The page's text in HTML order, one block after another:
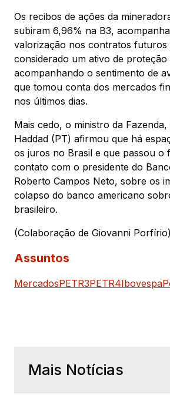
Os recibos de ações da
subiram 6,96% na B3,
valorização nos contratos futuros
considerado um ativo de proteção
acompanhando o sentimento de
que tomou conta dos mercados
nos últimos dias.
Mais cedo, o ministro da Fazenda,
Haddad (PT) afirmou que há
os juros no Brasil e que passou o
contato com o presidente do
Roberto Campos Neto, sobre os
colapso do banco americano
brasileiro.
(Colaboração de Giovanni Porfírio)
Assuntos
MercadosPETR3PETR4Ibovespa
Mais Notícias